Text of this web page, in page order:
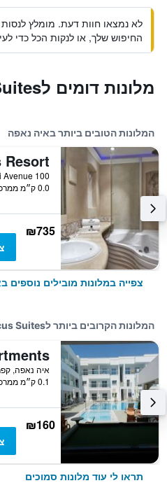
לא נמצאו חוות דעת. מומלץ
החיפוש שלך, או לנקות הכל כדי
מלונות דומים לAbacus Suites
המלונות הטובים ביותר באיה נאפה
0.0 ק״מ ממרכז העיר
₪735
צפייה במלונות מובילים נוספים
המלונות הקרובים ביותר לAbacus Suites
איה נאפה,
0.1 ק״מ ממרכז העיר
₪160
תראו לי עוד מלונות סמוכים